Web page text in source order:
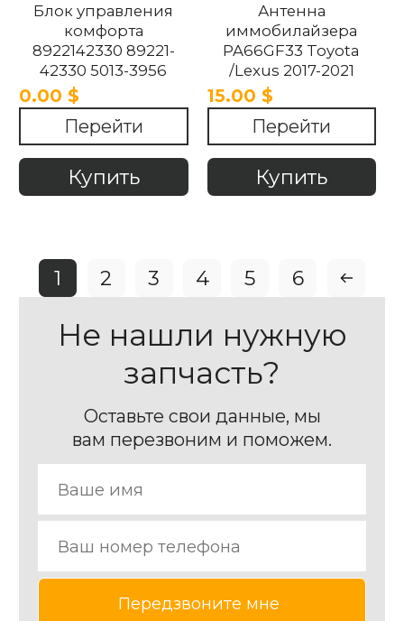
Блок управления
комфорта
8922142330 89221-
42330 5013-3956
50133956 Toyota Rav -
4 2017-2021
0.00 $
Перейти
Купить
Антенна
иммобилайзера
PA66GF33 Toyota
/Lexus 2017-2021
15.00 $
Перейти
Купить
1 2 3 4 5 6
Не нашли нужную
запчасть?
Оставьте свои данные, мы
вам перезвоним и поможем.